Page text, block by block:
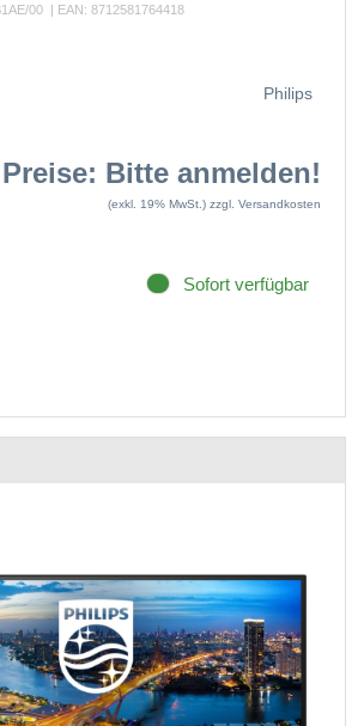
00 | EAN: 8712581764418
Philips
Preise: Bitte anmelden!
(exkl. 19% MwSt.) zzgl. Versandkosten
Sofort verfügbar